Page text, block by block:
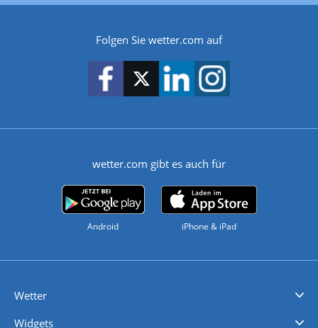
Folgen Sie wetter.com auf
wetter.com gibt es auch für
Android iPhone & iPad
Wetter
Widgets